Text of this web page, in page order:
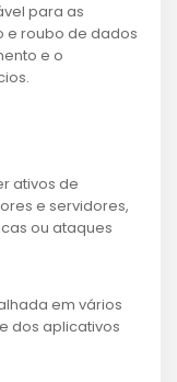
para as
e roubo de dados
e o
ativos de
e servidores,
ou ataques
em vários
dos aplicativos